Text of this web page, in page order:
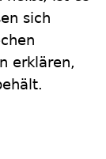
sich
erklären,